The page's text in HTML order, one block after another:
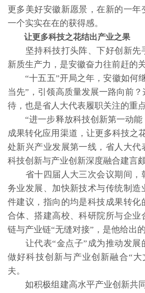
更多美好安徽新愿景，在新的一年
一个实实在在的获得感。
让更多科技之花结出产业之果
坚持科技打头阵、下好创新先
新质生产力，是安徽奋力往前赶的
“十五五”开局之年，安徽如何
当先”，引领高质量发展一路向前
待，也是省人大代表履职关注的重点
“进一步释放科技创新第一动能
成果转化应用渠道，让更多科技之
处新兴产业发展第一线，省人大代
科技创新与产业创新深度融合建言颇
省十四届人大三次会议期间，
务业发展、加快新技术与传统制造
件建议，指向的均是科技成果转化
合体、搭建高校、科研院所与企业
链与产业链“无缝对接”，是他给出
让代表“金点子”成为推动发展
做好科技创新与产业创新融合“
夫。
如积极组建高水平产业创新共